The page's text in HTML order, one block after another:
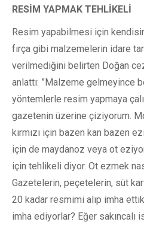
RESİM YAPMAK TEHLİKELİ
Resim yapabilmesi için
fırça gibi malzemelerin idare
verilmediğini belirten Doğan
anlattı: ”Malzeme gelmeyince
yöntemlerle resim yapmaya
gazetenin üzerine çiziyorum.
kırmızı için bazen kan bazen
için de maydanoz veya ot
için tehlikeli diyor. Ot ezmek
Gazetelerin, peçetelerin, süt
20 kadar resmimi alıp imha
imha ediyorlar? Eğer sakıncalı